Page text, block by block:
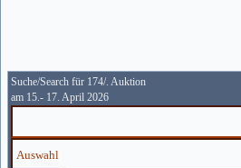
Suche/Search für 174/. Auktion
am 15.- 17. April 2026